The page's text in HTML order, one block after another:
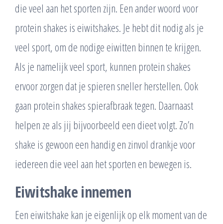
die veel aan het sporten zijn. Een ander woord voor
protein shakes is eiwitshakes. Je hebt dit nodig als je
veel sport, om de nodige eiwitten binnen te krijgen.
Als je namelijk veel sport, kunnen protein shakes
ervoor zorgen dat je spieren sneller herstellen. Ook
gaan protein shakes spierafbraak tegen. Daarnaast
helpen ze als jij bijvoorbeeld een dieet volgt. Zo’n
shake is gewoon een handig en zinvol drankje voor
iedereen die veel aan het sporten en bewegen is.
Eiwitshake innemen
Een eiwitshake kan je eigenlijk op elk moment van de